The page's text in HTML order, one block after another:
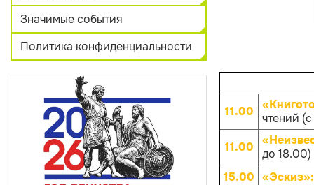
Значимые события
Политика конфиденциальности
11.00
чтений
11.00
до 18.00)
15.00